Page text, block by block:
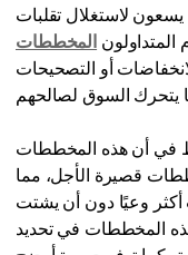
لاستغلال تقلبات
المخططات
أو التصحيحات
في أن هذه المخططات
قصيرة الأجل، مما
أكثر وعيًا دون أن يشتت
هذه المخططات في تحديد